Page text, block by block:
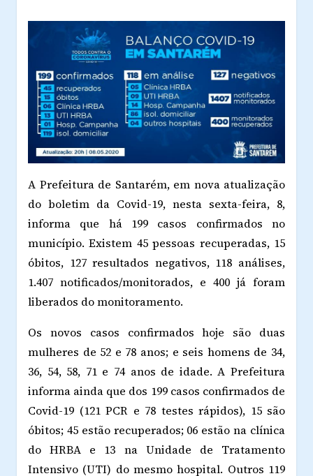
A Prefeitura de Santarém, em nova atualização
do boletim da Covid-19, nesta sexta-feira, 8,
informa que há 199 casos confirmados no
município. Existem 45 pessoas recuperadas, 15
óbitos, 127 resultados negativos, 118 análises,
1.407 notificados/monitorados, e 400 já foram
liberados do monitoramento.
Os novos casos confirmados hoje são duas
mulheres de 52 e 78 anos; e seis homens de 34,
36, 54, 58, 71 e 74 anos de idade. A Prefeitura
informa ainda que dos 199 casos confirmados de
Covid-19 (121 PCR e 78 testes rápidos), 15 são
óbitos; 45 estão recuperados; 06 estão na clínica
do HRBA e 13 na Unidade de Tratamento
Intensivo (UTI) do mesmo hospital. Outros 119